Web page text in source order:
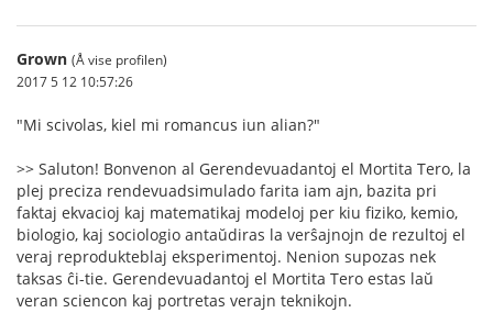
Grown (Å vise profilen)
2017 5 12 10:57:26
"Mi scivolas, kiel mi romancus iun alian?"
>> Saluton! Bonvenon al Gerendevuadantoj el Mortita Tero, la
plej preciza rendevuadsimulado farita iam ajn, bazita pri
faktaj ekvacioj kaj matematikaj modeloj per kiu fiziko, kemio,
biologio, kaj sociologio antaŭdiras la verŝajnojn de rezultoj el
veraj reprodukteblaj eksperimentoj. Nenion supozas nek
taksas ĉi-tie. Gerendevuadantoj el Mortita Tero estas laŭ
veran sciencon kaj portretas verajn teknikojn.